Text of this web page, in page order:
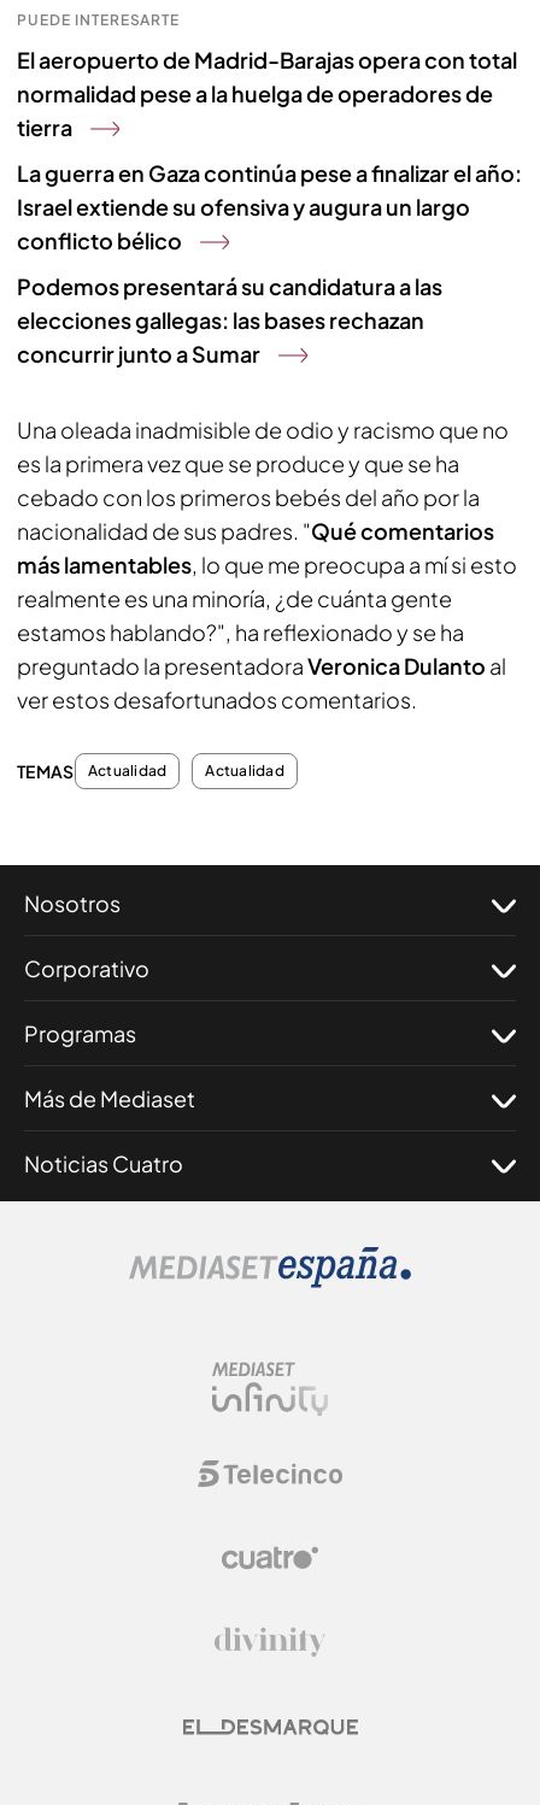
PUEDE INTERESARTE
El aeropuerto de Madrid-Barajas opera con total
normalidad pese a la huelga de operadores de
tierra
La guerra en Gaza continúa pese a finalizar el año:
Israel extiende su ofensiva y augura un largo
conflicto bélico
Podemos presentará su candidatura a las
elecciones gallegas: las bases rechazan
concurrir junto a Sumar
Una oleada inadmisible de odio y racismo que no
es la primera vez que se produce y que se ha
cebado con los primeros bebés del año por la
nacionalidad de sus padres. "Qué comentarios
más lamentables, lo que me preocupa a mí si esto
realmente es una minoría, ¿de cuánta gente
estamos hablando?", ha reflexionado y se ha
preguntado la presentadoraVeronica Dulanto al
ver estos desafortunados comentarios.
TEMAS Actualidad Actualidad
Nosotros
Corporativo
Programas
Más de Mediaset
Noticias Cuatro